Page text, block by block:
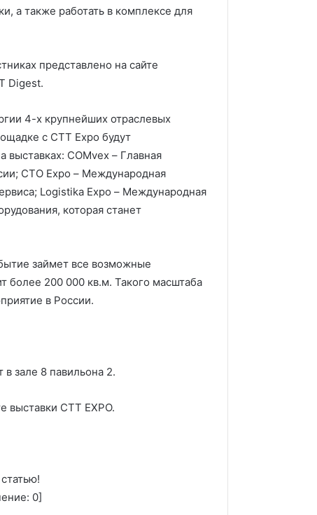
а также работать в комплексе для
представлено на сайте
Digest.
4-х крупнейших отраслевых
с СТТ Expo будут
COMvex – Главная
СТО Expo – Международная
Logistika Expo – Международная
которая станет
займет все возможные
более 200 000 кв.м. Такого масштаба
в России.
зале 8 павильона 2.
CTT EXPO.
0]